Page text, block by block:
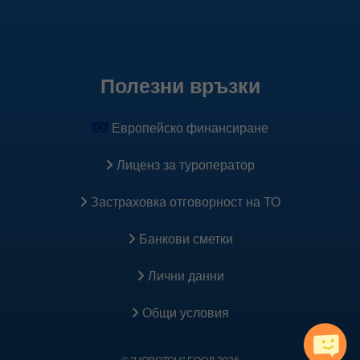
интереси и позволяват показването на реклами и
съобщения на други сайтове. Те работят чрез уникално
блокирането им, няма да получавате нашата насочена
спрямо действията, които предприемате на нашия
сайт. Като например, разглеждате оферта или хотел,
добавяте в количката и правите резервация. Те
Полезни връзки
Европейско финансиране
Лиценз за туроператор
Застраховка oтговорност на ТО
Банкови сметки
Лични данни
Общи условия